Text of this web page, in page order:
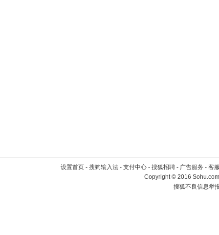
设置首页 - 搜狗输入法 - 支付中心 - 搜狐招聘 - 广告服务 - 客
Copyright©2016
搜狐不良信息举